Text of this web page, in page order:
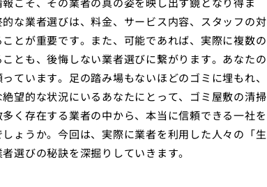
な業者選びは、料金、サービス内容、スタッフの対
とが重要です。また、可能であれば、実際に複数の
とも、後悔しない業者選びに繋がります。あなたの
ています。足の踏み場もないほどのゴミに埋もれ、
望的な状況にいるあなたにとって、ゴミ屋敷の清掃
く存在する業者の中から、本当に信頼できる一社を
ょうか。今回は、実際に業者を利用した人々の「生
選びの秘訣を深掘りしていきます。